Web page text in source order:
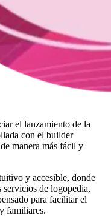
el lanzamiento de la
con el builder
manera más fácil y
y accesible, donde
servicios de logopedia,
para facilitar el
familiares.